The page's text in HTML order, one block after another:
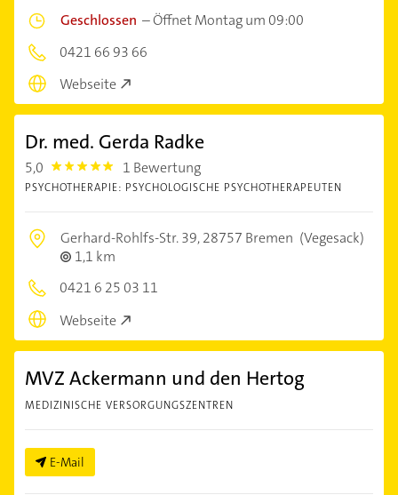
Geschlossen –Öffnet Montag um 09:00
0421 66 93 66
Webseite
Dr. med. Gerda Radke
5,0 5.0 1 Bewertung
PSYCHOTHERAPIE: PSYCHOLOGISCHE PSYCHOTHERAPEUTEN
Gerhard-Rohlfs-Str. 39,28757 Bremen (Vegesack)
1,1 km
0421 6 25 03 11
Webseite
MVZ Ackermann und den Hertog
MEDIZINISCHE VERSORGUNGSZENTREN
E-Mail